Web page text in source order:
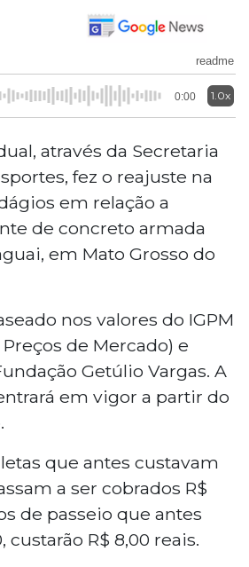
readme
0:00 1.0x
através da Secretaria
fez o reajuste na
em relação a
de concreto armada
em Mato Grosso do
nos valores do IGPM
de Mercado) e
Getúlio Vargas. A
em vigor a partir do
que antes custavam
a ser cobrados R$
de passeio que antes
custarão R$ 8,00 reais.